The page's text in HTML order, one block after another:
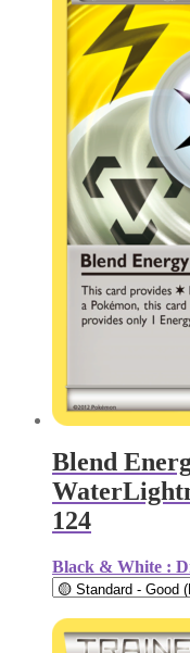
Blend
124
Black & White :